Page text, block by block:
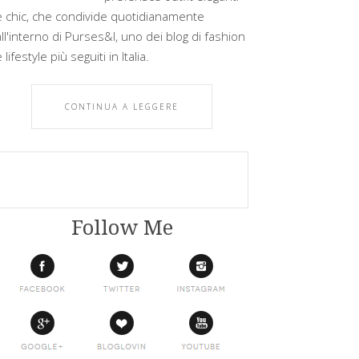
chic, che condivide quotidianamente
di Purses&I, uno dei blog di fashion
lifestyle più seguiti in Italia.
CONTINUA A LEGGERE
Follow Me